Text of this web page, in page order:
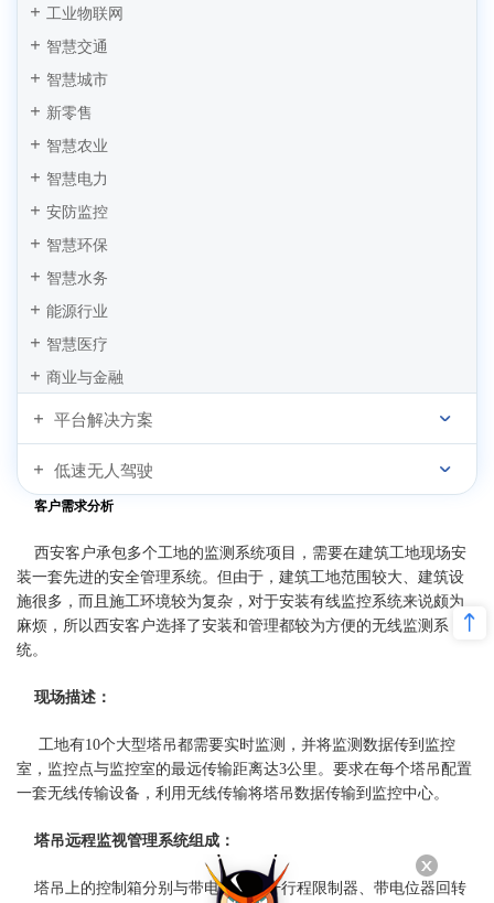
四信5G工业路由器助力5G LAN智慧工厂应用方案加速落地
5G工业路由器智慧塔吊无线监测方案，四信让施工安全看得见
5G+智慧工厂数据采集监控方案 “数字工厂”到“物联工厂”
AGV小车基于四信5G工业路由器的应用
工业机器人远程监控系统方案
工业物联网
智慧交通
智慧城市
新零售
智慧农业
智慧电力
安防监控
智慧环保
智慧水务
能源行业
智慧医疗
商业与金融
平台解决方案
低速无人驾驶
客户需求分析
西安客户承包多个工地的监测系统项目，需要在建筑工地现场安
装一套先进的安全管理系统。但由于，建筑工地范围较大、建筑设
施很多，而且施工环境较为复杂，对于安装有线监控系统来说颇为
麻烦，所以西安客户选择了安装和管理都较为方便的无线监测系
统。
现场描述：
工地有10个大型塔吊都需要实时监测，并将监测数据传到监控
室，监控点与监控室的最远传输距离达3公里。要求在每个塔吊配置
一套无线传输设备，利用无线传输将塔吊数据传输到监控中心。
塔吊远程监视管理系统组成：
塔吊上的控制箱分别与带电位器起升行程限制器、带电位器回转